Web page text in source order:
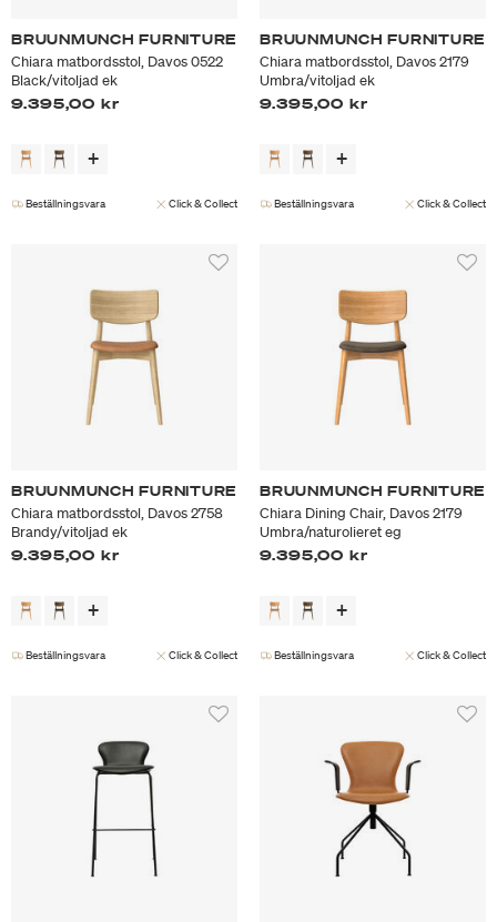
BRUUNMUNCH FURNITURE
Chiara matbordsstol, Davos 0522
Black/vitoljad ek
9.395,00 kr
Beställningsvara Click & Collect
BRUUNMUNCH FURNITURE
Chiara matbordsstol, Davos 2179
Umbra/vitoljad ek
9.395,00 kr
Beställningsvara Click & Collect
BRUUNMUNCH FURNITURE
Chiara matbordsstol, Davos 2758
Brandy/vitoljad ek
9.395,00 kr
Beställningsvara Click & Collect
BRUUNMUNCH FURNITURE
Chiara Dining Chair, Davos 2179
Umbra/naturolieret eg
9.395,00 kr
Beställningsvara Click & Collect